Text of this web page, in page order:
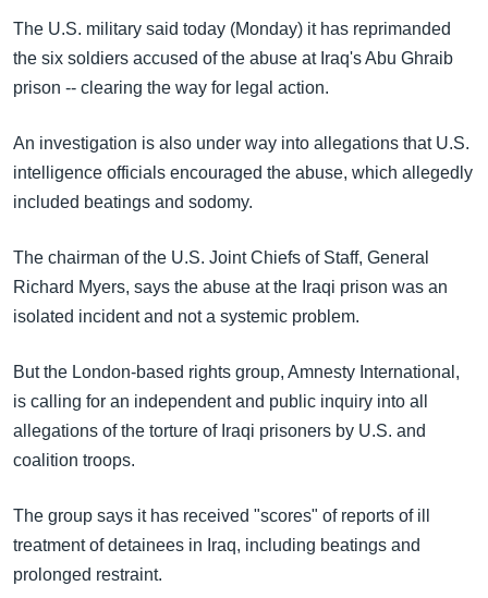
ကြည့်
ရန်
ရှာဖွေ
နေရာ
သို့
ကျော်
ဘာသာစကားများ
The U.S. military said today (Monday) it has reprimanded
the six soldiers accused of the abuse at Iraq's Abu Ghraib
prison -- clearing the way for legal action.
An investigation is also under way into allegations that U.S.
intelligence officials encouraged the abuse, which allegedly
included beatings and sodomy.
The chairman of the U.S. Joint Chiefs of Staff, General
Richard Myers, says the abuse at the Iraqi prison was an
isolated incident and not a systemic problem.
But the London-based rights group, Amnesty International,
is calling for an independent and public inquiry into all
allegations of the torture of Iraqi prisoners by U.S. and
coalition troops.
The group says it has received "scores" of reports of ill
treatment of detainees in Iraq, including beatings and
prolonged restraint.